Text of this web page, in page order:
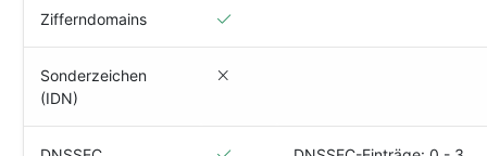
Disclosure
RESSOURCEN
creoline.com
Kundencenter
Zifferndomains
Sonderzeichen
(IDN)